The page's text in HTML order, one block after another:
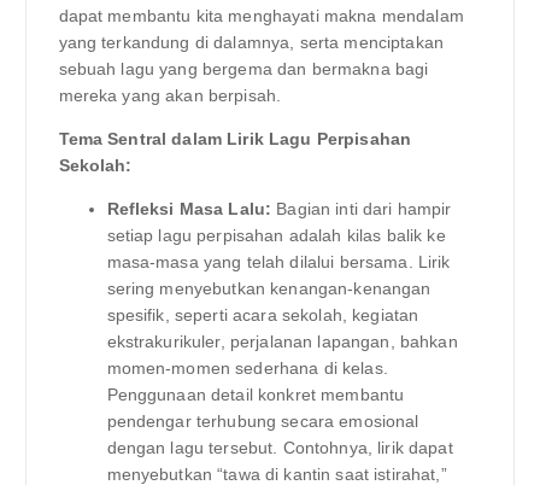
dapat membantu kita menghayati makna mendalam
yang terkandung di dalamnya, serta menciptakan
sebuah lagu yang bergema dan bermakna bagi
mereka yang akan berpisah.
Tema Sentral dalam Lirik Lagu Perpisahan
Sekolah:
Refleksi Masa Lalu: Bagian inti dari hampir
setiap lagu perpisahan adalah kilas balik ke
masa-masa yang telah dilalui bersama. Lirik
sering menyebutkan kenangan-kenangan
spesifik, seperti acara sekolah, kegiatan
ekstrakurikuler, perjalanan lapangan, bahkan
momen-momen sederhana di kelas.
Penggunaan detail konkret membantu
pendengar terhubung secara emosional
dengan lagu tersebut. Contohnya, lirik dapat
menyebutkan “tawa di kantin saat istirahat,”